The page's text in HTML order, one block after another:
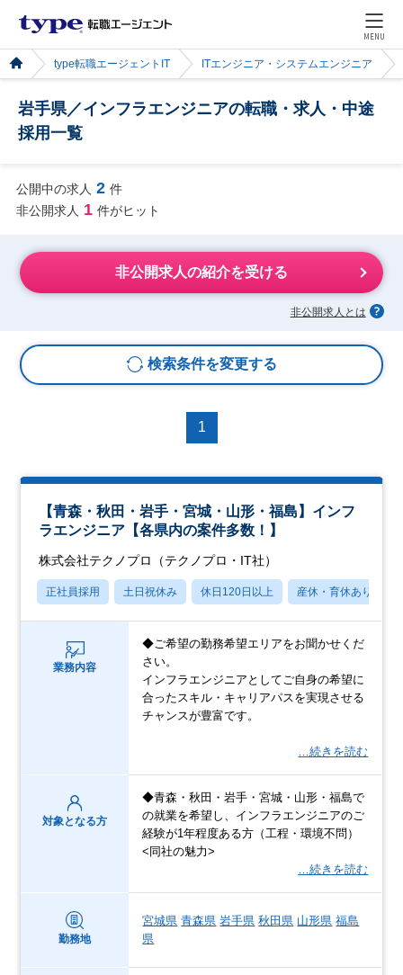
MENU
type転職エージェントIT ITエンジニア・システムエンジニア
岩手県／インフラエンジニアの転職・求人・中途
採用一覧
公開中の求人 2 件
非公開求人 1 件がヒット
非公開求人の紹介を受ける
非公開求人とは
検索条件を変更する
1
【青森・秋田・岩手・宮城・山形・福島】インフ
ラエンジニア【各県内の案件多数！】
株式会社テクノプロ（テクノプロ・IT社）
正社員採用 土日祝休み 休日120日以上 産休・育休あり
業務内容
◆ご希望の勤務希望エリアをお聞かせくだ
さい。
インフラエンジニアとしてご自身の希望に
合ったスキル・キャリアパスを実現させる
チャンスが豊富です。
…続きを読む
対象となる方
◆青森・秋田・岩手・宮城・山形・福島で
の就業を希望し、インフラエンジニアのご
経験が1年程度ある方（工程・環境不問）
<同社の魅力>
…続きを読む
勤務地
宮城県 青森県 岩手県 秋田県 山形県 福島
県